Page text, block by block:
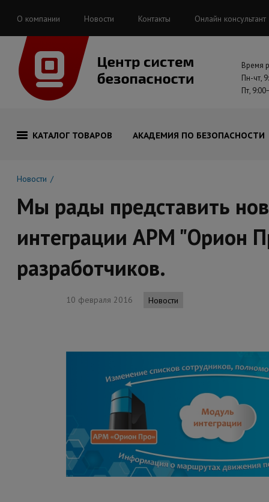
О компании Новости Контакты Онлайн консультант
Время
Пн-чт,
Пт,
КАТАЛОГ ТОВАРОВ АКАДЕМИЯ ПО БЕЗОПАСНОСТИ
Новости
Мы рады представить
интеграции АРМ "Орион
разработчиков.
10 февраля 2016 Новости